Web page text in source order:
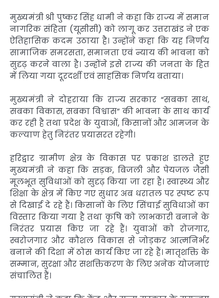
मुख्यमंत्री श्री पुष्कर सिंह धामी ने कहा कि राज्य में समान
नागरिक संहिता (यूसीसी) को लागू कर उत्तराखंड ने एक
ऐतिहासिक कदम उठाया है। उन्होंने कहा कि यह निर्णय
सामाजिक समरसता, समानता एवं न्याय की भावना को
सुदृढ़ करने वाला है। उन्होंने इसे राज्य की जनता के हित
में लिया गया दूरदर्शी एवं साहसिक निर्णय बताया।
मुख्यमंत्री ने दोहराया कि राज्य सरकार “सबका साथ,
सबका विकास, सबका विश्वास” की भावना के साथ कार्य
कर रही है तथा प्रदेश के युवाओं, किसानों और आमजन के
कल्याण हेतु निरंतर प्रयासरत रहेगी।
हरिद्वार ग्रामीण क्षेत्र के विकास पर प्रकाश डालते हुए
मुख्यमंत्री ने कहा कि सड़क, बिजली और पेयजल जैसी
मूलभूत सुविधाओं को सुदृढ़ किया जा रहा है। स्वास्थ्य और
शिक्षा के क्षेत्र में किए गए सुधार अब धरातल पर स्पष्ट रूप
से दिखाई दे रहे हैं। किसानों के लिए सिंचाई सुविधाओं का
विस्तार किया गया है तथा कृषि को लाभकारी बनाने के
निरंतर प्रयास किए जा रहे हैं। युवाओं को रोजगार,
स्वरोजगार और कौशल विकास से जोड़कर आत्मनिर्भर
बनाने की दिशा में ठोस कार्य किए जा रहे हैं। मातृशक्ति के
सम्मान, सुरक्षा और सशक्तिकरण के लिए अनेक योजनाएं
संचालित हैं।